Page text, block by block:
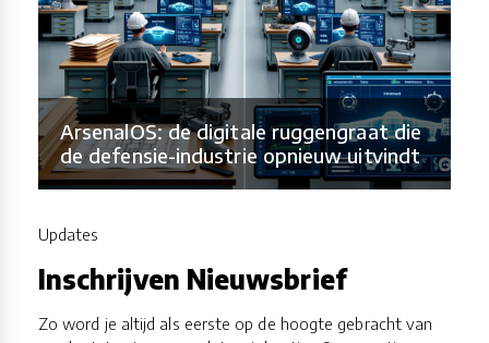
ArsenalOS: de digitale ruggengraat die
de defensie-industrie opnieuw uitvindt
Updates
Inschrijven Nieuwsbrief
Zo word je altijd als eerste op de hoogte gebracht van